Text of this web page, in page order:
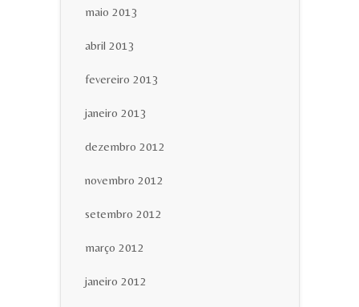
maio 2013
abril 2013
fevereiro 2013
janeiro 2013
dezembro 2012
novembro 2012
setembro 2012
março 2012
janeiro 2012